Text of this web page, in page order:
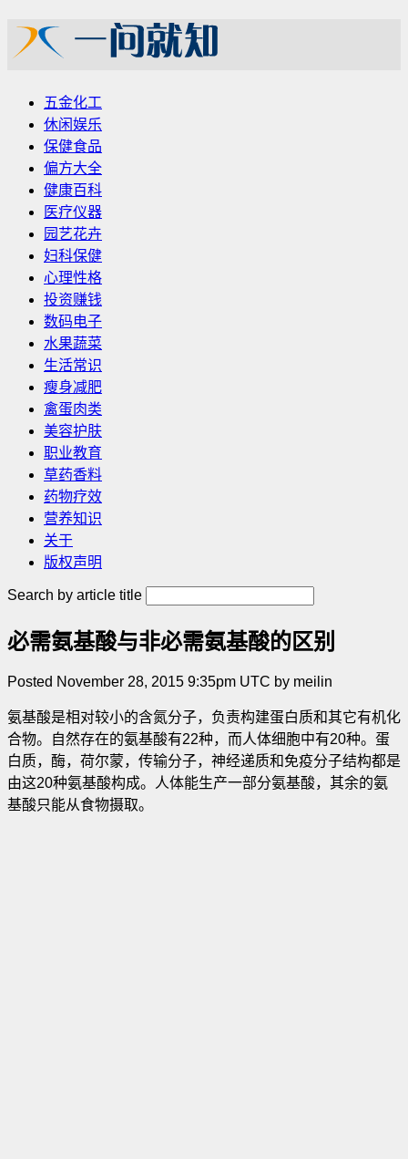
五金化工
休闲娱乐
保健食品
偏方大全
健康百科
医疗仪器
园艺花卉
妇科保健
心理性格
投资赚钱
数码电子
水果蔬菜
生活常识
瘦身减肥
禽蛋肉类
美容护肤
职业教育
草药香料
药物疗效
营养知识
关于
版权声明
Search by article title
必需氨基酸与非必需氨基酸的区别
Posted November 28, 2015 9:35pm UTC by meilin
氨基酸是相对较小的含氮分子，负责构建蛋白质和其它有机化
合物。自然存在的氨基酸有22种，而人体细胞中有20种。蛋
白质，酶，荷尔蒙，传输分子，神经递质和免疫分子结构都是
由这20种氨基酸构成。人体能生产一部分氨基酸，其余的氨
基酸只能从食物摄取。